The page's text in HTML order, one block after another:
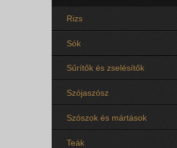
Rizs
Sók
Sűrítők és zselésítők
Szójaszósz
Szószok és mártások
Teák